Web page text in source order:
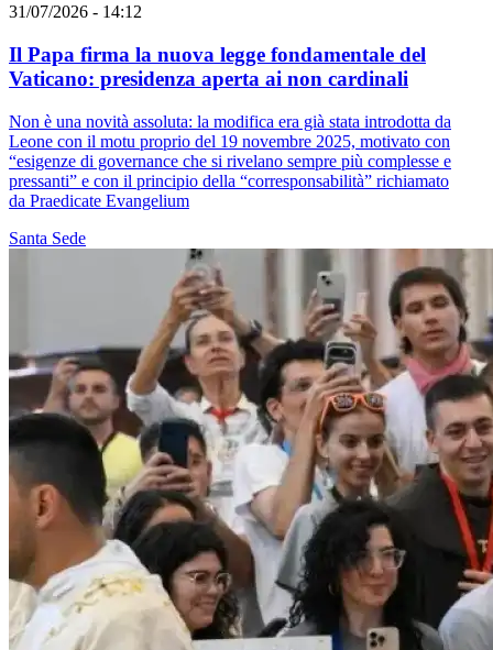
31/07/2026 - 14:12
Il Papa firma la nuova legge fondamentale del
Vaticano: presidenza aperta ai non cardinali
Non è una novità assoluta: la modifica era già stata introdotta da
Leone con il motu proprio del 19 novembre 2025, motivato con
“esigenze di governance che si rivelano sempre più complesse e
pressanti” e con il principio della “corresponsabilità” richiamato
da Praedicate Evangelium
Santa Sede